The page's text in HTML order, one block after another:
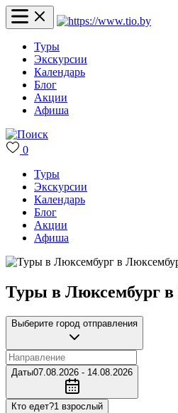
Туры
Экскурсии
Календарь
Блог
Акции
Афиша
0
Туры
Экскурсии
Календарь
Блог
Акции
Афиша
Туры в Люксембург
Выберите город отправления
Даты07.08.2026 - 14.08.2026
Кто едет?1 взрослый